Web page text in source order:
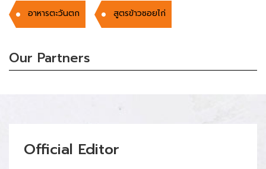
อาหารตะวันตก สูตรข้าวซอยไก่
Our Partners
Official Editor